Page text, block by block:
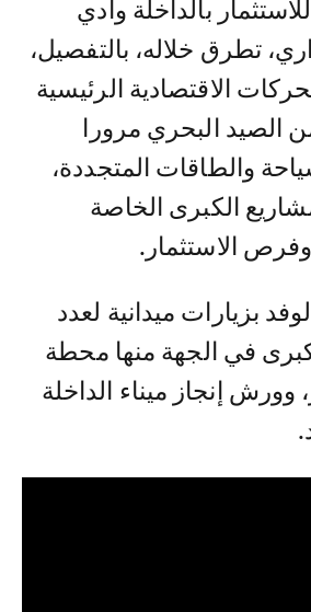
بالداخلة وادي
تطرق خلاله، بالتفصيل،
الاقتصادية الرئيسية
الصيد البحري مرورا
والطاقات المتجددة،
الكبرى الخاصة
وفرص الاستثمار.
بزيارات ميدانية لعدد
في الجهة منها محطة
وورش إنجاز ميناء الداخلة